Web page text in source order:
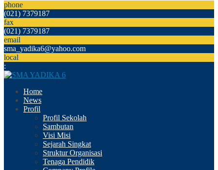
phone
(021) 7379187
fax
(021) 7379187
email
sma_yadika6@yahoo.com
local
:
Home
News
Profil
Profil Sekolah
Sambutan
Visi Misi
Sejarah Singkat
Struktur Organisasi
Tenaga Pendidik